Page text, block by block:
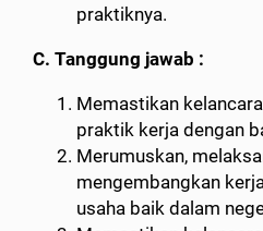
praktiknya.
C. Tanggung jawab :
Memastikan
praktik kerja dengan
Merumuskan,
mengembangkan
usaha baik dalam